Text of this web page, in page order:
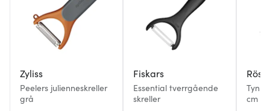
Zyliss
Peelers julienneskreller
grå
Fiskars
Essential tverrgående
skreller
Rösle
cm